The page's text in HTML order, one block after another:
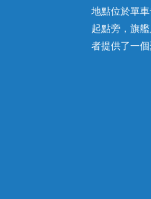
地點位於單
起點旁，旗
者提供了一個